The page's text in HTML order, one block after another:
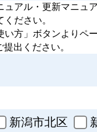
ュアル・更新マニュ
ださい。
い方」ボタンよりペ
出ください。
新潟市北区